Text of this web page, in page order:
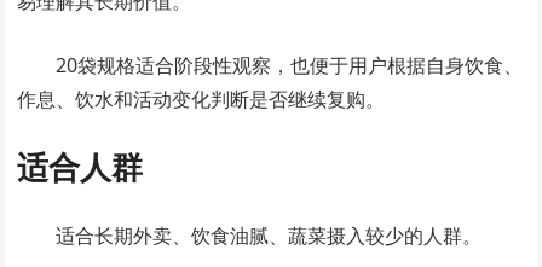
20袋规格适合阶段性观察，也便于用户根据自身饮食、
作息、饮水和活动变化判断是否继续复购。
适合人群
适合长期外卖、饮食油腻、蔬菜摄入较少的人群。